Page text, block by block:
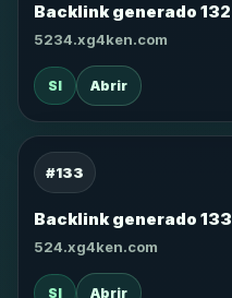
Backlink generado 132
5234.xg4ken.com
SI Abrir
#133
Backlink generado 133
524.xg4ken.com
SI Abrir